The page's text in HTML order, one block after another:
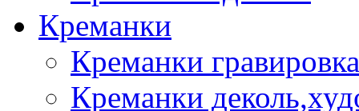
Креманки
Креманки
Креманки